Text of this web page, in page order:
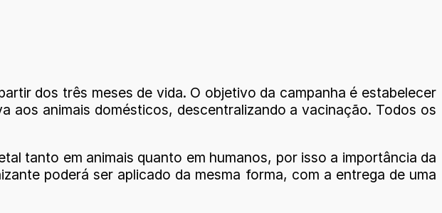
dos três meses de vida. O objetivo da campanha é estabelecer
aos animais domésticos, descentralizando a vacinação. Todos os
tanto em animais quanto em humanos, por isso a importância da
poderá ser aplicado da mesma forma, com a entrega de uma